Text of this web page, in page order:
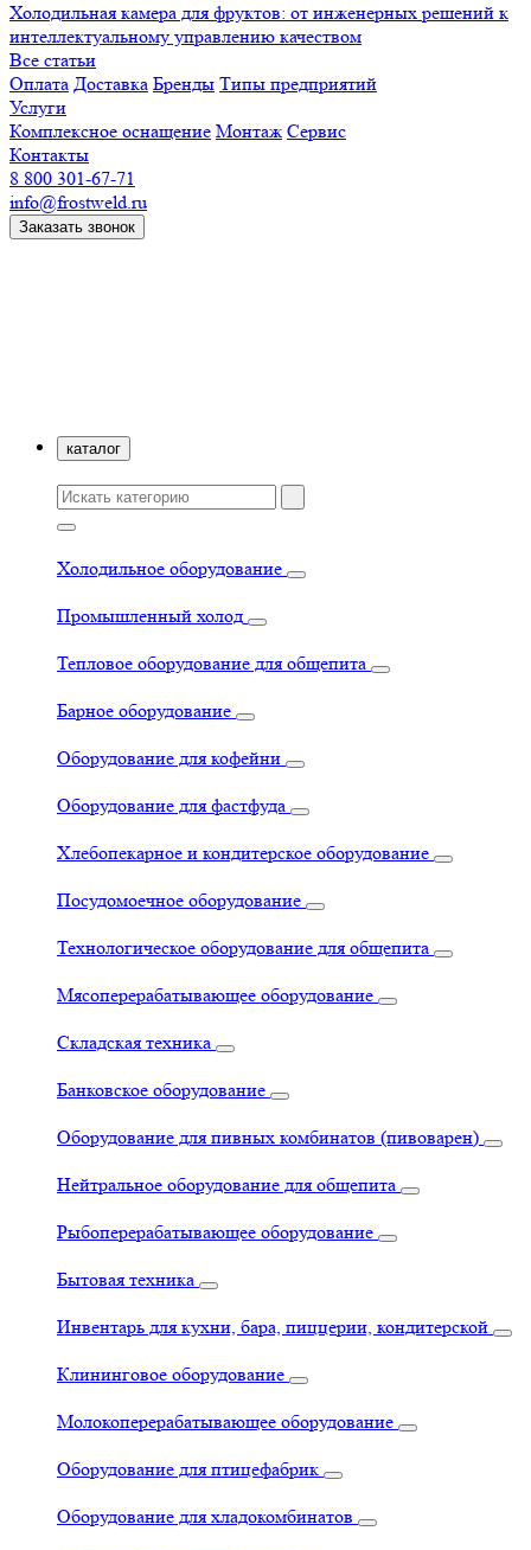
Холодильная камера для фруктов: от инженерных решений к
интеллектуальному управлению качеством
Все статьи
Оплата Доставка Бренды Типы предприятий
Услуги
Комплексное оснащение Монтаж Сервис
Контакты
8 800 301-67-71
info@frostweld.ru
Заказать звонок
каталог
Холодильное оборудование
Промышленный холод
Тепловое оборудование для общепита
Барное оборудование
Оборудование для кофейни
Оборудование для фастфуда
Хлебопекарное и кондитерское оборудование
Посудомоечное оборудование
Технологическое оборудование для общепита
Мясоперерабатывающее оборудование
Складская техника
Банковское оборудование
Оборудование для пивных комбинатов (пивоварен)
Нейтральное оборудование для общепита
Рыбоперерабатывающее оборудование
Бытовая техника
Инвентарь для кухни, бара, пиццерии, кондитерской
Клининговое оборудование
Молокоперерабатывающее оборудование
Оборудование для птицефабрик
Оборудование для хладокомбинатов